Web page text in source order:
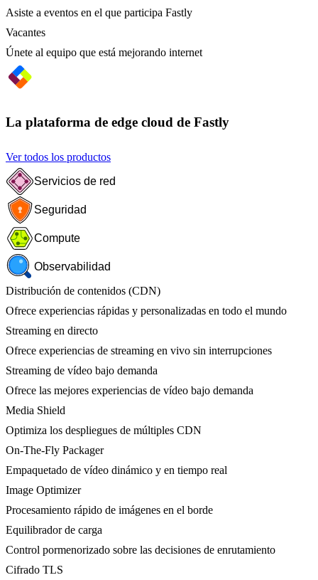
Asiste a eventos en el que participa Fastly
Vacantes
Únete al equipo que está mejorando internet
La plataforma de edge cloud de Fastly
Ver todos los productos
Servicios de red
Seguridad
Compute
Observabilidad
Distribución de contenidos (CDN)
Ofrece experiencias rápidas y personalizadas en todo el mundo
Streaming en directo
Ofrece experiencias de streaming en vivo sin interrupciones
Streaming de vídeo bajo demanda
Ofrece las mejores experiencias de vídeo bajo demanda
Media Shield
Optimiza los despliegues de múltiples CDN
On-The-Fly Packager
Empaquetado de vídeo dinámico y en tiempo real
Image Optimizer
Procesamiento rápido de imágenes en el borde
Equilibrador de carga
Control pormenorizado sobre las decisiones de enrutamiento
Cifrado TLS